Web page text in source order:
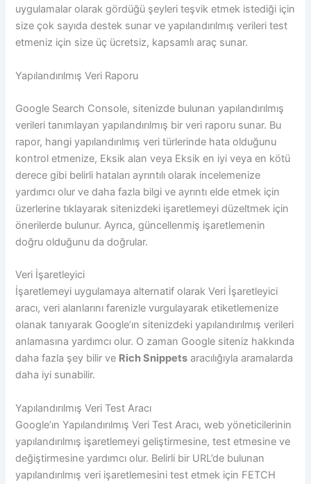
uygulamalar olarak gördüğü şeyleri teşvik etmek istediği için
size çok sayıda destek sunar ve yapılandırılmış verileri test
etmeniz için size üç ücretsiz, kapsamlı araç sunar.
Yapılandırılmış Veri Raporu
Google Search Console, sitenizde bulunan yapılandırılmış
verileri tanımlayan yapılandırılmış bir veri raporu sunar. Bu
rapor, hangi yapılandırılmış veri türlerinde hata olduğunu
kontrol etmenize, Eksik alan veya Eksik en iyi veya en kötü
derece gibi belirli hataları ayrıntılı olarak incelemenize
yardımcı olur ve daha fazla bilgi ve ayrıntı elde etmek için
üzerlerine tıklayarak sitenizdeki işaretlemeyi düzeltmek için
önerilerde bulunur. Ayrıca, güncellenmiş işaretlemenin
doğru olduğunu da doğrular.
Veri İşaretleyici
İşaretlemeyi uygulamaya alternatif olarak Veri İşaretleyici
aracı, veri alanlarını farenizle vurgulayarak etiketlemenize
olanak tanıyarak Google’ın sitenizdeki yapılandırılmış verileri
anlamasına yardımcı olur. O zaman Google siteniz hakkında
daha fazla şey bilir ve Rich Snippets aracılığıyla aramalarda
daha iyi sunabilir.
Yapılandırılmış Veri Test Aracı
Google’ın Yapılandırılmış Veri Test Aracı, web yöneticilerinin
yapılandırılmış işaretlemeyi geliştirmesine, test etmesine ve
değiştirmesine yardımcı olur. Belirli bir URL’de bulunan
yapılandırılmış veri işaretlemesini test etmek için FETCH